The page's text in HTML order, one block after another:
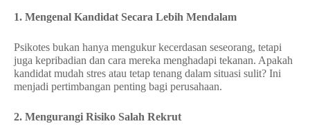
1. Mengenal Kandidat Secara Lebih Mendalam
Psikotes bukan hanya mengukur kecerdasan seseorang, tetapi
juga kepribadian dan cara mereka menghadapi tekanan. Apakah
kandidat mudah stres atau tetap tenang dalam situasi sulit? Ini
menjadi pertimbangan penting bagi perusahaan.
2. Mengurangi Risiko Salah Rekrut